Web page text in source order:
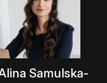
Samulska-